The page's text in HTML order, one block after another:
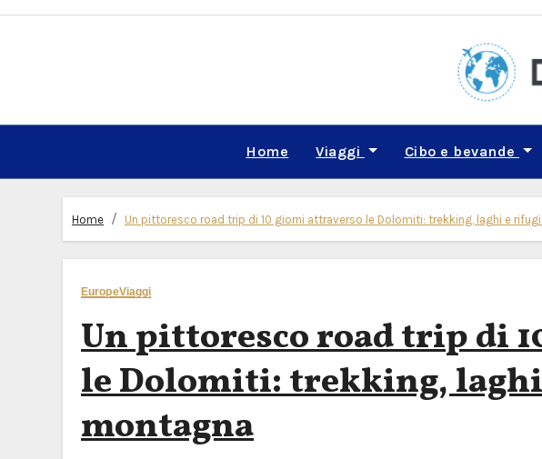
Skip
Home Viaggi Cibo e bevande
Home Un pittoresco road trip di 10 giorni attraverso le Dolomiti: trekking, laghi e
EuropeViaggi
Un pittoresco road trip di
le Dolomiti: trekking,
montagna